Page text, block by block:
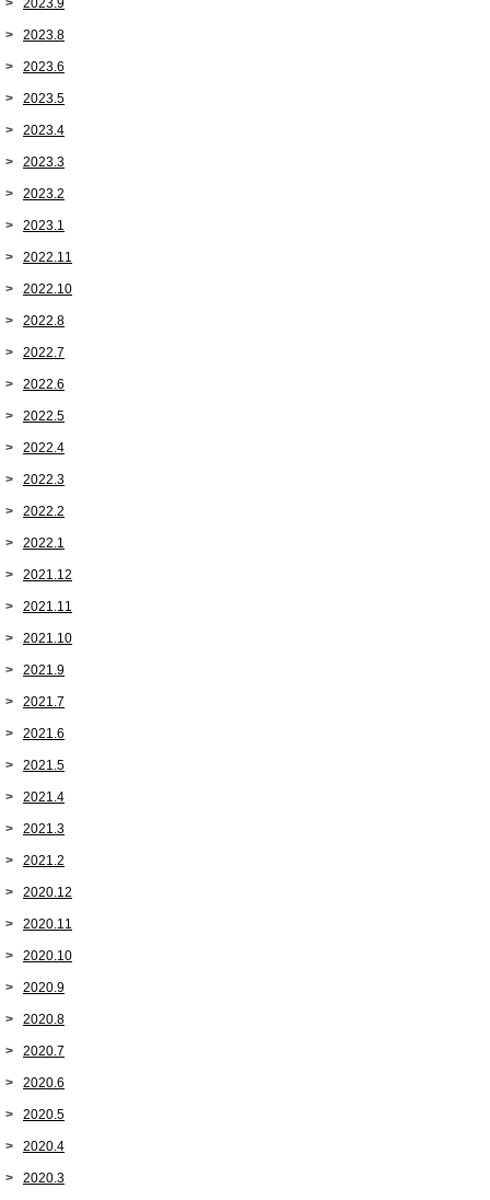
2023.9
2023.8
2023.6
2023.5
2023.4
2023.3
2023.2
2023.1
2022.11
2022.10
2022.8
2022.7
2022.6
2022.5
2022.4
2022.3
2022.2
2022.1
2021.12
2021.11
2021.10
2021.9
2021.7
2021.6
2021.5
2021.4
2021.3
2021.2
2020.12
2020.11
2020.10
2020.9
2020.8
2020.7
2020.6
2020.5
2020.4
2020.3